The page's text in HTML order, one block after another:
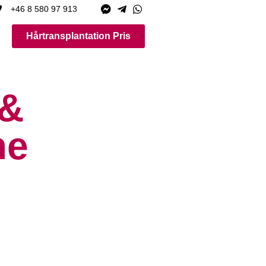
+46 8 580 97 913
Hårtransplantation Pris